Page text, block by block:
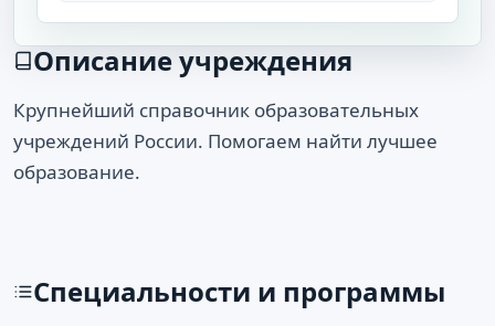
Описание учреждения
Крупнейший справочник образовательных
учреждений России. Помогаем найти лучшее
образование.
Специальности и программы